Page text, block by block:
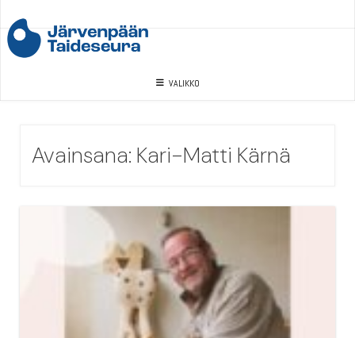
to
content
VALIKKO
Avainsana: Kari-Matti Kärnä